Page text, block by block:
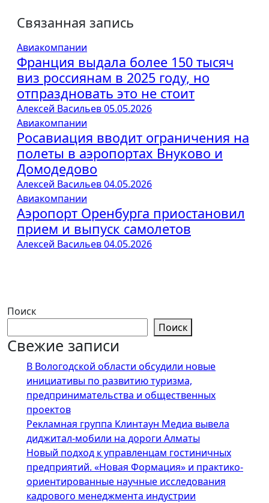
Связанная запись
Авиакомпании
Франция выдала более 150 тысяч
виз россиянам в 2025 году, но
отпраздновать это не стоит
Алексей Васильев05.05.2026
Авиакомпании
Росавиация вводит ограничения на
полеты в аэропортах Внуково и
Домодедово
Алексей Васильев04.05.2026
Авиакомпании
Аэропорт Оренбурга приостановил
прием и выпуск самолетов
Алексей Васильев04.05.2026
Поиск
Поиск
Свежие записи
В Вологодской области обсудили новые
инициативы по развитию туризма,
предпринимательства и общественных
проектов
Рекламная группа Клинтаун Медиа вывела
диджитал-мобили на дороги Алматы
Новый подход к управленцам гостиничных
предприятий. «Новая Формация» и практико-
ориентированные научные исследования
кадрового менеджмента индустрии